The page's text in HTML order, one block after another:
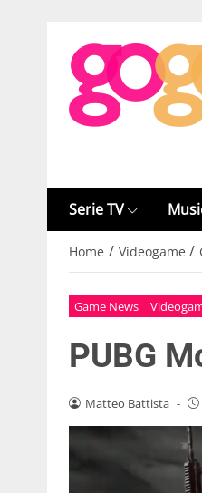
Serie TV
Home / Videogame /
Game News
PUBG
Matteo Battista -